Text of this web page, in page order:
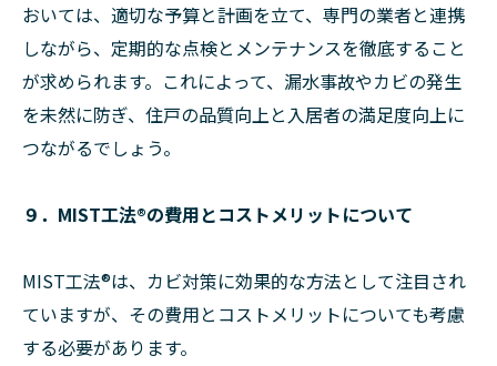
おいては、適切な予算と計画を立て、専門の業者と連携
しながら、定期的な点検とメンテナンスを徹底すること
が求められます。これによって、漏水事故やカビの発生
を未然に防ぎ、住戸の品質向上と入居者の満足度向上に
つながるでしょう。
９．MIST工法®︎の費用とコストメリットについて
MIST工法®︎は、カビ対策に効果的な方法として注目され
ていますが、その費用とコストメリットについても考慮
する必要があります。